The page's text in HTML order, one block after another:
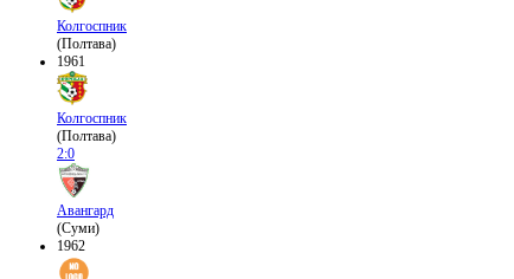
Колгоспник
(Полтава)
1961
Колгоспник
(Полтава)
2:0
Авангард
(Суми)
1962